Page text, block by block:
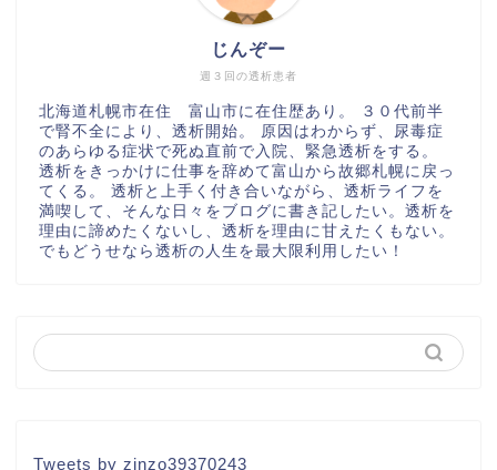
週３回の透析患者
じんぞー
北海道札幌市在住 富山市に在住歴あり。 ３０代前半
で腎不全により、透析開始。 原因はわからず、尿毒症
のあらゆる症状で死ぬ直前で入院、緊急透析をする。
透析をきっかけに仕事を辞めて富山から故郷札幌に戻っ
てくる。 透析と上手く付き合いながら、透析ライフを
満喫して、そんな日々をブログに書き記したい。透析を
理由に諦めたくないし、透析を理由に甘えたくもない。
でもどうせなら透析の人生を最大限利用したい！
Tweets by zinzo39370243